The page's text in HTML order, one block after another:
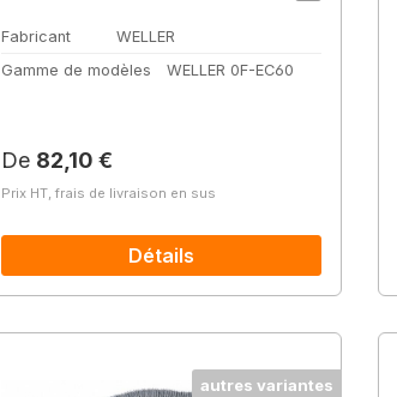
Fabricant
WELLER
Gamme de modèles
WELLER 0F-EC60
Prix régulier :
De 82,10 €
Prix HT, frais de livraison en sus
Détails
autres variantes